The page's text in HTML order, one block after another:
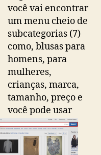
você vai encontrar
um menu cheio de
subcategorias (7)
como, blusas para
homens, para
mulheres,
crianças, marca,
tamanho, preço e
você pode usar